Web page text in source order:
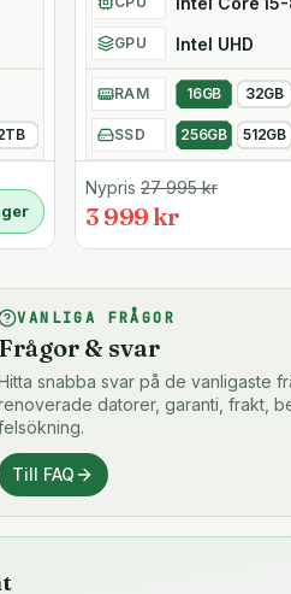
GPU Intel UHD
RAM 16GB 32GB
SSD 256GB 512GB
Nypris 27 995kr
3 999 kr
VANLIGA FRÅGOR
Frågor & svar
snabba svar på de vanligaste
datorer, garanti, frakt,
Till FAQ